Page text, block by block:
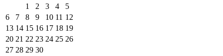
1
2 3 4
5
6
7 8 9 10 11 12
13 14 15 16 17 18 19
20 21 22 23 24 25 26
27 28 29 30